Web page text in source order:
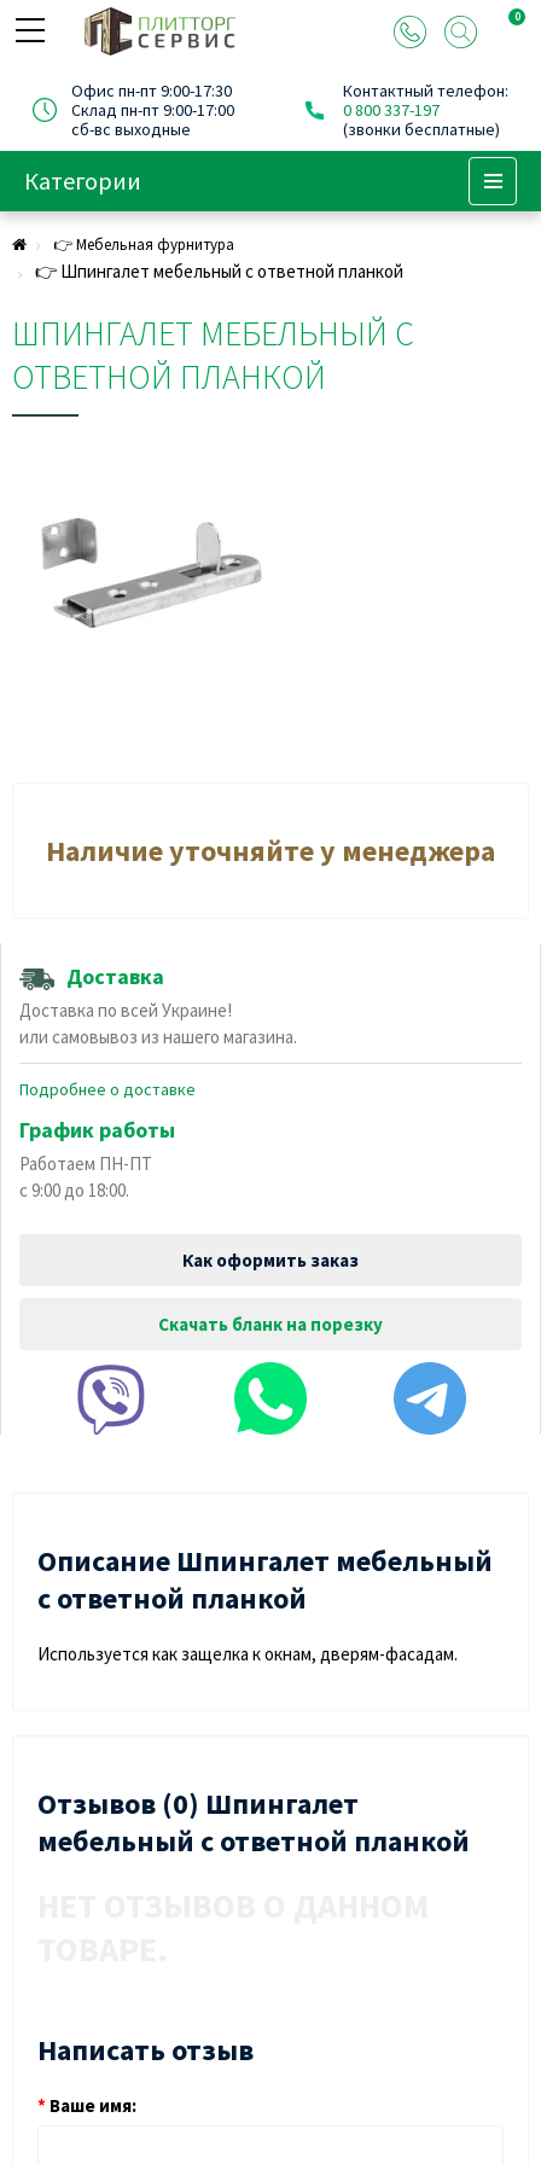
0
Офис пн-пт 9:00-17:30
Склад пн-пт 9:00-17:00
сб-вс выходные
Контактный телефон:
0 800 337-197
(звонки бесплатные)
Категории
👉 Мебельная фурнитура
👉 Шпингалет мебельный с ответной планкой
ШПИНГАЛЕТ МЕБЕЛЬНЫЙ С
ОТВЕТНОЙ ПЛАНКОЙ
Наличие уточняйте у менеджера
Доставка
Доставка по всей Украине!
или самовывоз из нашего магазина.
Подробнее о доставке
График работы
Работаем ПН-ПТ
с 9:00 до 18:00.
Как оформить заказ
Скачать бланк на порезку
Описание Шпингалет мебельный
с ответной планкой
Используется как защелка к окнам, дверям-фасадам.
Отзывов (0) Шпингалет
мебельный с ответной планкой
Написать отзыв
Ваше имя: